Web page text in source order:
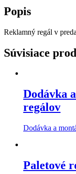
Popis
Reklamný regál v
Súvisiace
Dodávka
regálov
Dodávka a
Paletové